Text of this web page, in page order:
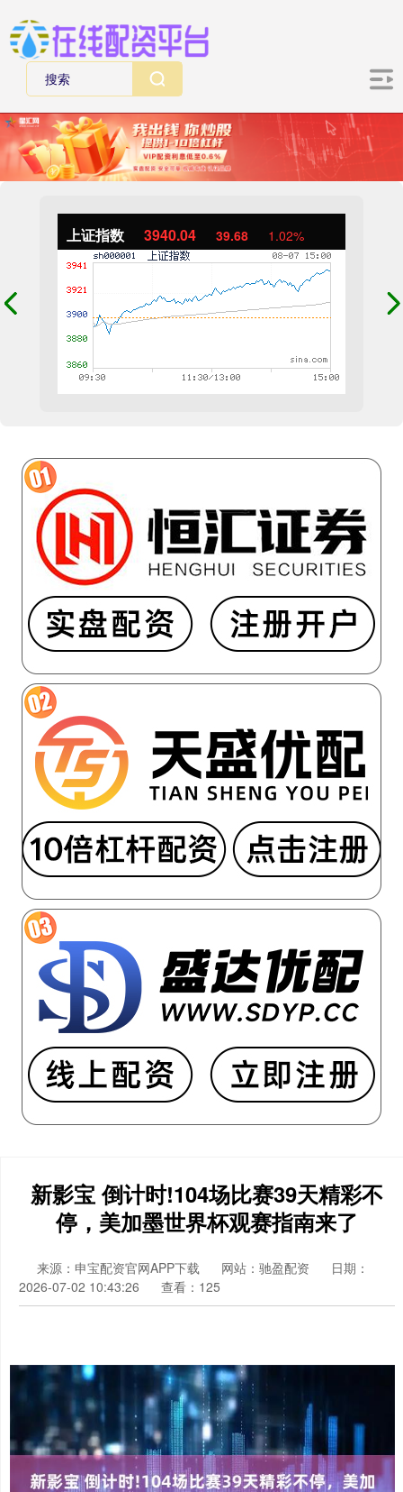
上证指数 3940.04 39.68 1.02%
新影宝 倒计时!104场比赛39天精彩不
停，美加墨世界杯观赛指南来了
来源：申宝配资官网APP下载 网站：驰盈配资
日期：
2026-07-02 10:43:26
查看：125